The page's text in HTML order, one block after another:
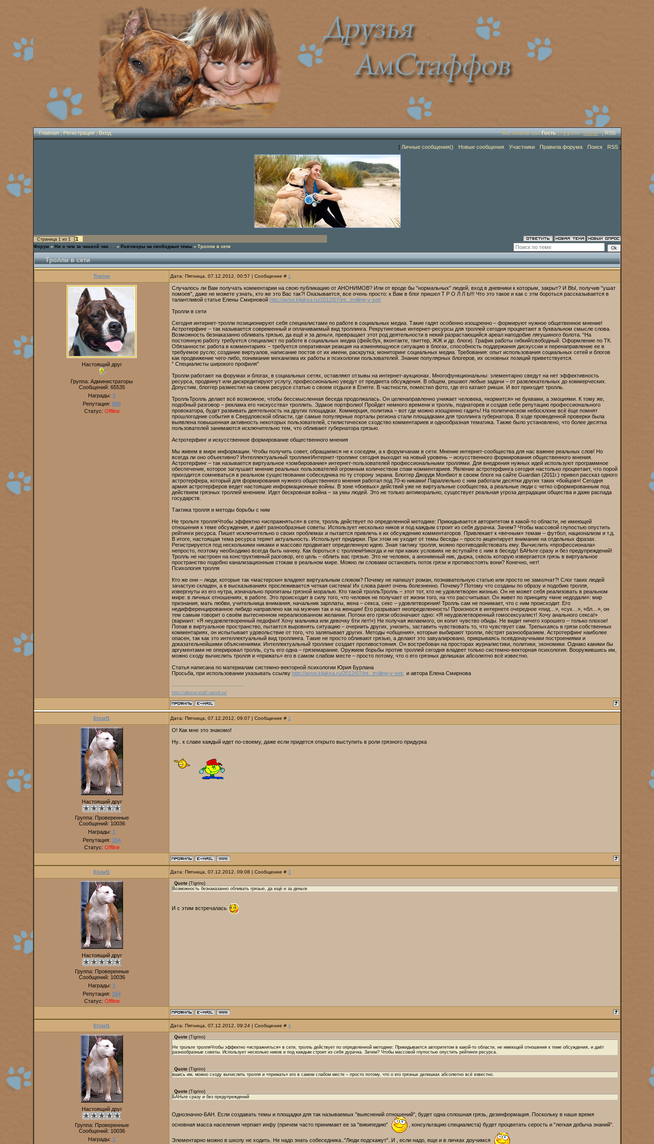
Главная|Регистрация|Вход Вы вошли какГость| Группа "Гости" |RSS
[ Личные сообщения() · Новые сообщения · Участники · Правила форума · Поиск · RSS ]
Страница 1 из 1 1
Форум » Ни о чем за чашкой чая. . . » Разговоры на свободные темы » Тролли в сети
Тролли в сети
Tigrino Дата: Пятница, 07.12.2012, 00:57 | Сообщение # 1
Настоящий друг
Группа: Администраторы
Сообщений: 65535
Награды: 3
Репутация: 890
Статус: Offline
Случалось ли Вам получать комментарии на свою публикацию от АНОНИМОВ? Или от вроде бы "нормальных" людей, вход в дневники к которым, закрыт? И ВЫ, получив "ушат
помоев", даже не можете узнать, кто же это Вас так?! Оказывается, все очень просто: к Вам в блог пришел Т Р О Л Л Ь!!! Что это такое и как с этм бороться рассказывается в
талантливой статье Елены Смирновой http://avtor.kljaksa.ru/2012/07/int...trolling-v-set/
Тролли в сети
Сегодня интернет-тролли позиционируют себя специалистами по работе в социальных медиа. Такие гадят особенно изощренно – формируют нужное общетвенное мнение!
Астротерфинг – так называется современный и оплачиваемый вид троллинга. Рекрутинговые интернет-ресурсы для троллей сегодня процветают в буквальном смысле слова.
Возможность безнаказанно обливать грязью, да ещё и за деньги, превращает этот род деятельности в некий разрастающийся ареал наподобие лягушиного болота. “На
постоянную работу требуется специалист по работе в социальных медиа (фейсбук, вконтакте, твиттер, ЖЖ и др. блоги). График работы гибкий/свободный. Оформление по ТК.
Обязанности: работа в комментариях – требуется оперативная реакция на изменяющуюся ситуацию в блогах, способность поддержания дискуссии и перенаправление ее в
требуемое русло; создание виртуалов, написание постов от их имени, раскрутка; мониторинг социальных медиа. Требования: опыт использования социальных сетей и блогов
как продвижение чего-либо, понимание механизма их работы и психологии пользователей. Знание популярных блогеров, их основных позиций приветствуется.
” Специалисты широкого профиля"
Тролли работают на форумах и блогах, в социальных сетях, оставляют отзывы на интернет-аукционах. Многофункциональны: элементарно сведут на нет эффективность
ресурса, продвинут или дискредитируют услугу, профессионально уведут от предмета обсуждения. В общем, решают любые задачи – от развлекательных до коммерческих.
Допустим, блоггер разместил на своем ресурсе статью о своем отдыхе в Египте. В частности, поместил фото, где его катают рикши. И вот приходит тролль.
ТролльТролль делает всё возможное, чтобы бессмысленная беседа продолжалась. Он целенаправленно унижает человека, «кормится» не буквами, а эмоциями. К тому же,
подобный разговор – реклама его «искусства» троллить. Эдакое портфолио! Пройдет немного времени и тролль, поднаторев и создав себе репутацию профессионального
провокатора, будет развивать деятельность на других площадках. Коммерция, политика – вот где можно изощренно гадить! На политическом небосклоне всё ёще помнят
прошлогодние события в Свердловской области, где самые популярные порталы региона стали площадками для троллинга губернатора. В ходе проведенной проверки была
выявлена повышенная активность некоторых пользователей, стилистическое сходство комментариев и однообразная тематика. Также было установлено, что более десятка
пользователей занимаются исключительно тем, что обливают губернатора грязью.
Астротерфинг и искусственное формирование общественного мнения
Мы живем в мире информации. Чтобы получить совет, обращаемся не к соседям, а к форумчанам в сети. Мнение интернет-сообщества для нас важнее реальных слов! Но
всегда ли оно объективно? Интеллектуальный троллингИнтернет-троллинг сегодня выходит на новый уровень – искусственного формирования общественного мнения.
Астротерфинг – так называется виртуальное «зомбирование» интернет-пользователей профессиональными троллями. Для внедрения нужных идей используют программное
обеспечение, которое заглушает мнение реальных пользователей огромным количеством спам-комментариев. Явление астротерфинга сегодня настолько процветает, что порой
приходится сомневаться в реальном существовании собеседника по ту сторону экрана. Блоггер Джордж Монбиот в своем блоге на сайте Guardian (2011г.) привел рассказ одного
астротерфера, который для формирования нужного общественного мнения работал под 70-ю никами! Параллельно с ним работали десятки других таких «бойцов»! Сегодня
армия астротерферов ведет настоящие информационные войны. В зоне «боевых» действий уже не виртуальные сообщества, а реальные люди с четко сформированным под
действием грязных троллей мнением. Идет бескровная война – за умы людей. Это не только антиморально, существует реальная угроза деградации общества и даже распада
государств.
Тактика тролля и методы борьбы с ним
Не трольте тролляЧтобы эффектно «испражняться» в сети, тролль действует по определенной методике: Прикидывается авторитетом в какой-то области, не имеющей
отношения к теме обсуждения, и даёт разнообразные советы. Использует несколько ников и под каждым строит из себя дурачка. Зачем? Чтобы массовой глупостью опустить
рейтинги ресурса. Пишет исключительно о своих проблемах и пытается привлечь к их обсуждению комментаторов. Привлекает к «вечным» темам – футбол, национализм и т.д.
В итоге, настоящая тема ресурса теряет актуальность. Использует придирки. При этом не уходит от темы беседы – просто акцентирует внимание на отдельных фразах.
Регистрируется под несколькими никами и массово продвигает определенную идею. Зная тактику тролля, можно противодействовать ему. Вычислить «профессионала»
непросто, поэтому необходимо всегда быть начеку. Как бороться с троллемНикогда и ни при каких условиях не вступайте с ним в беседу! БАНьте сразу и без предупреждений!
Тролль не настроен на конструктивный разговор, его цель – облить вас грязью. Это не человек, а анонимный ник, дырка, сквозь которую извергается грязь в виртуальное
пространство подобно канализационным стокам в реальном мире. Можно ли словами остановить поток грязи и противостоять вони? Конечно, нет!
Психология тролля
Кто же они – люди, которые так «мастерски» владеют виртуальным словом? Почему не напишут роман, познавательную статью или просто не замолчат?! Слог таких людей
зачастую складен, а в высказываниях прослеживается четкая система! Их слова ранят очень болезненно. Почему? Потому что созданы по образу и подобию тролля,
извергнуты из его нутра, изначально пропитаны грязной моралью. Кто такой тролльТролль – этот тот, кто не удовлетворен жизнью. Он не может себя реализовать в реальном
мире: в личных отношениях, в работе. Это происходит в силу того, что человек не получает от жизни того, на что рассчитывал. Он живет по принципу «мне недодали»: мир
признания, мать любви, учительница внимания, начальник зарплаты, жена – секса, секс – удовлетворения! Тролль сам не понимает, что с ним происходит. Его
недифференцированное либидо направлено как на мужчин так и на женщин! Его разрывает неопределенность! Произнося в интернете очередное «пид…», «сук…», «бл…», он
тем самым говорит о своём вытесненном нереализованном желании. Потоки его грязи обозначают одно: «Я неудовлетворенный гомосексуалист! Хочу анального секса!»
(вариант: «Я неудовлетворенный педофил! Хочу мальчика или девочку 6ти лет!») Не получая желаемого, он копит чувство обиды. Не видит ничего хорошего – только плохое!
Попав в виртуальное пространство, пытается выровнять ситуацию – очернить других, унизить, заставить чувствовать то, что чувствует сам. Трепыхаясь в грязи собственных
комментариях, он испытывает удовольствие от того, что заляпывает других. Методы «общения», которые выбирают тролли, пёстрят разнообразием. Астротерфинг наиболее
опасен, так как это интеллектуальный вид троллинга. Такие не просто обливают грязью, а делают это завуалировано, прикрываясь псевдонаучными построениями и
доказательнейшими объяснениями. Интеллектуальный троллинг создает противостояния. Он востребован на просторах журналистики, политики, экономики. Однако какими бы
аргументами не оперировал тролль, суть его одна – гряземарание. Оружием борьбы против троллей сегодня владеет только системно-векторная психология. Вооружившись им,
можно сходу вычислить тролля и «прижать» его в самом слабом месте – просто потому, что о его грязных делишках абсолютно всё известно.
Статья написана по материалам системно-векторной психологии Юрия Бурлана
Просьба, при использовании указывать ссылку http://avtor.kljaksa.ru/2012/07/int...trolling-v-set/, и автора Елена Смирнова
http://alterra-staff.narod.ru/
Elstaf1 Дата: Пятница, 07.12.2012, 09:07 | Сообщение # 2
Настоящий друг
Группа: Проверенные
Сообщений: 10036
Награды: 1
Репутация: 154
Статус: Offline
О! Как мне это знакомо!
Ну.. к славе каждый идет по-своему, даже если придется открыто выступить в роли грязного придурка
Elstaf1 Дата: Пятница, 07.12.2012, 09:08 | Сообщение # 3
Настоящий друг
Группа: Проверенные
Сообщений: 10036
Награды: 1
Репутация: 154
Статус: Offline
Quote (Tigrino)
Возможность безнаказанно обливать грязью, да ещё и за деньги
И с этим встречалась
Elstaf1 Дата: Пятница, 07.12.2012, 09:24 | Сообщение # 4
Настоящий друг
Группа: Проверенные
Сообщений: 10036
Награды: 1
Quote (Tigrino)
Не трольте тролляЧтобы эффектно «испражняться» в сети, тролль действует по определенной методике: Прикидывается авторитетом в какой-то области, не имеющей отношения к теме обсуждения, и даёт
разнообразные советы. Использует несколько ников и под каждым строит из себя дурачка. Зачем? Чтобы массовой глупостью опустить рейтинги ресурса.
Quote (Tigrino)
вшись им, можно сходу вычислить тролля и «прижать» его в самом слабом месте – просто потому, что о его грязных делишках абсолютно всё известно.
Quote (Tigrino)
БАНьте сразу и без предупреждений
Однозначно-БАН. Если создавать темы и площадки для так называемых "выяснений отношений", будет одна сплошная грязь, дезинформация. Поскольку в наше время
основная масса населения черпает инфу (причем часто принимает ее за "википедию"
, консультацию специалиста) будет процветать серость и "легкая добыча знаний".
Элементарно можно в школу не ходить. Не надо знать собеседника.."Люди подскажут"..И , если надо, еще и в личках доучимся